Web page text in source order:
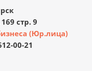
стр. 9
(Юр.лица)
00-21